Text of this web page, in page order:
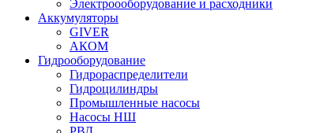
Электроооборудование и расходники
Аккумуляторы
GIVER
АКОМ
Гидрооборудование
Гидрораспределители
Гидроцилиндры
Промышленные насосы
Насосы НШ